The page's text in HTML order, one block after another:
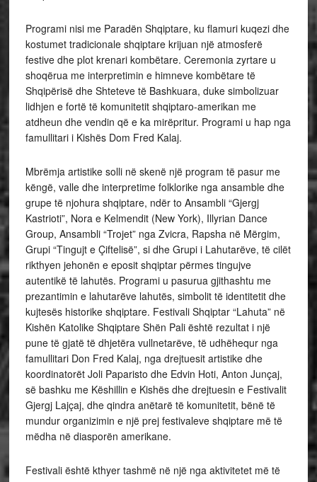
Programi nisi me Paradën Shqiptare, ku flamuri kuqezi dhe
kostumet tradicionale shqiptare krijuan një atmosferë
festive dhe plot krenari kombëtare. Ceremonia zyrtare u
shoqërua me interpretimin e himneve kombëtare të
Shqipërisë dhe Shteteve të Bashkuara, duke simbolizuar
lidhjen e fortë të komunitetit shqiptaro-amerikan me
atdheun dhe vendin që e ka mirëpritur. Programi u hap nga
famullitari i Kishës Dom Fred Kalaj.
Mbrëmja artistike solli në skenë një program të pasur me
këngë, valle dhe interpretime folklorike nga ansamble dhe
grupe të njohura shqiptare, ndër to Ansambli “Gjergj
Kastrioti”, Nora e Kelmendit (New York), Illyrian Dance
Group, Ansambli “Trojet” nga Zvicra, Rapsha në Mërgim,
Grupi “Tingujt e Çiftelisë”, si dhe Grupi i Lahutarëve, të cilët
rikthyen jehonën e eposit shqiptar përmes tingujve
autentikë të lahutës. Programi u pasurua gjithashtu me
prezantimin e lahutarëve lahutës, simbolit të identitetit dhe
kujtesës historike shqiptare. Festivali Shqiptar “Lahuta” në
Kishën Katolike Shqiptare Shën Pali është rezultat i një
pune të gjatë të dhjetëra vullnetarëve, të udhëhequr nga
famullitari Don Fred Kalaj, nga drejtuesit artistike dhe
koordinatorët Joli Paparisto dhe Edvin Hoti, Anton Junçaj,
së bashku me Këshillin e Kishës dhe drejtuesin e Festivalit
Gjergj Lajçaj, dhe qindra anëtarë të komunitetit, bënë të
mundur organizimin e një prej festivaleve shqiptare më të
mëdha në diasporën amerikane.
Festivali është kthyer tashmë në një nga aktivitetet më të